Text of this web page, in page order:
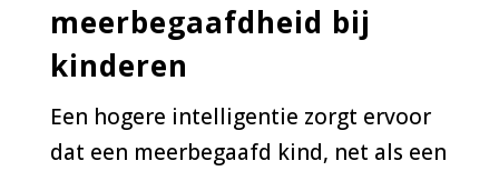
meerbegaafdheid bij
kinderen
Een hogere intelligentie zorgt ervoor
dat een meerbegaafd kind, net als een